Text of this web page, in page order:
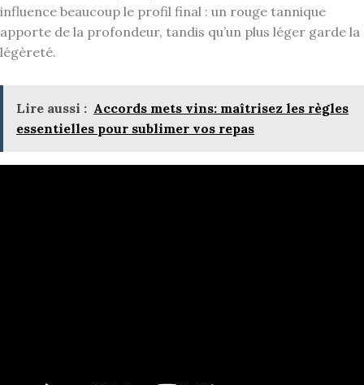
influence beaucoup le profil final : un rouge tannique
apporte de la profondeur, tandis qu’un plus léger garde la
légèreté.
Lire aussi : Accords mets vins: maîtrisez les règles
essentielles pour sublimer vos repas